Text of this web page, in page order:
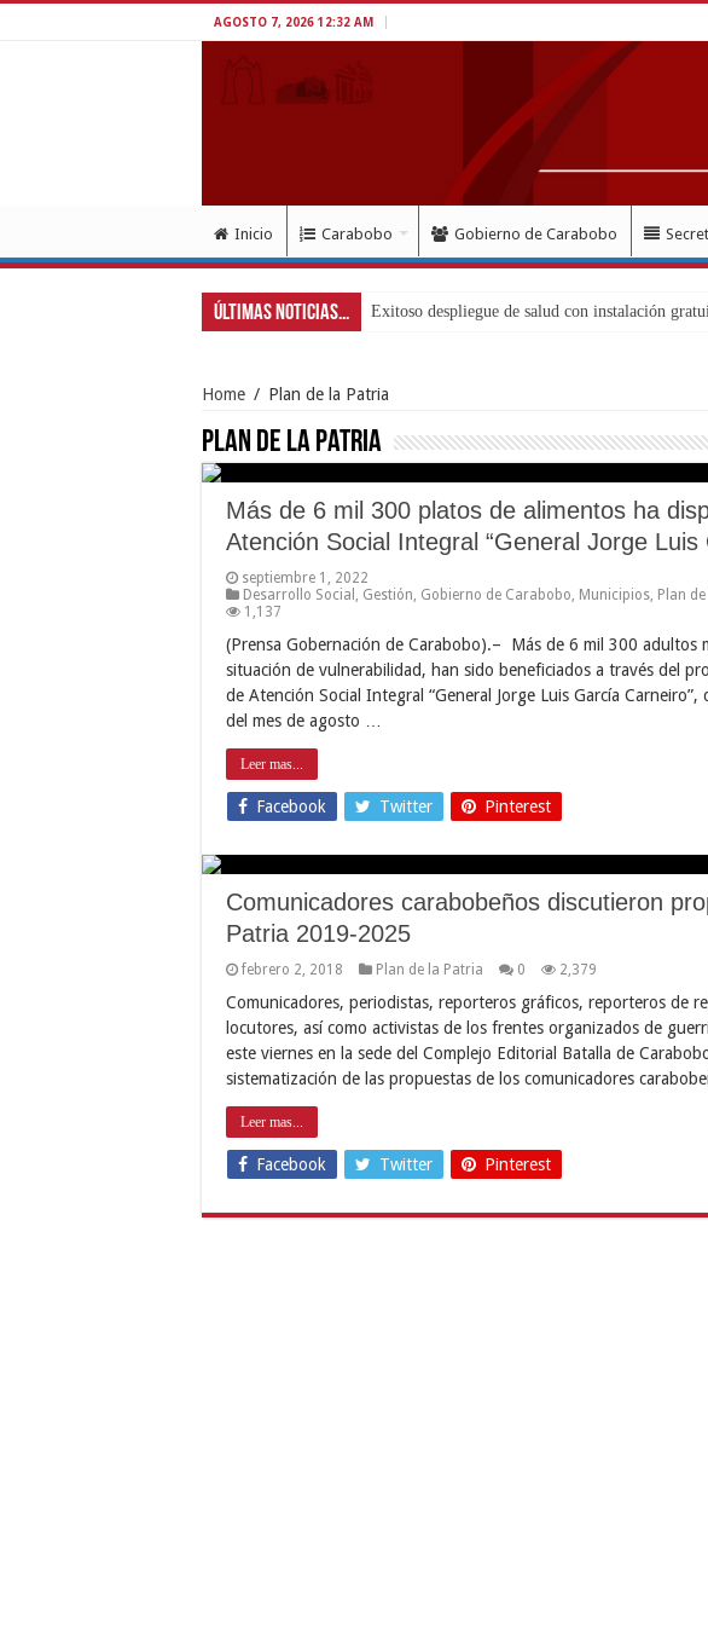
AGOSTO 7, 2026 12:32 AM
Inicio Carabobo Gobierno de Carabobo
Últimas Noticias...
Home / Plan de la Patria
Plan de la Patria
Más de 6 mil 300 platos de alimentos ha
Atención Social Integral “General Jorge Luis
septiembre 1, 2022
Desarrollo Social
Gestión Gobierno de Carabobo Municipios Plan
1,137
(Prensa Gobernación de Carabobo).– Más de 6 mil 300 adultos
situación de vulnerabilidad, han sido beneficiados a través del
de Atención Social Integral “General Jorge Luis García
del mes de agosto …
Leer mas...
Facebook Twitter Pinterest
Comunicadores carabobeños discutieron
Patria 2019-2025
febrero 2, 2018 Plan de la Patria 0 2,379
Comunicadores, periodistas, reporteros gráficos, reporteros de
locutores, así como activistas de los frentes organizados de
este viernes en la sede del Complejo Editorial Batalla de
sistematización de las propuestas de los comunicadores
Leer mas...
Facebook Twitter Pinterest